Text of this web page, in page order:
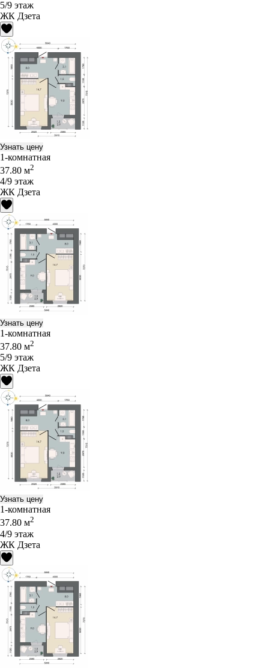
5/9 этаж
ЖК Дзета
Узнать цену
1-комнатная
37.80 м2
4/9 этаж
ЖК Дзета
Узнать цену
1-комнатная
37.80 м2
5/9 этаж
ЖК Дзета
Узнать цену
1-комнатная
37.80 м2
4/9 этаж
ЖК Дзета